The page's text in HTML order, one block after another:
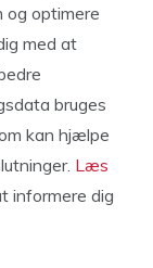
optimere
med at
bruges
kan hjælpe
Læs
informere dig